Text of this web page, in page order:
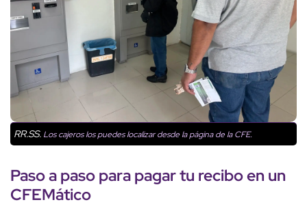
RR.SS. Los cajeros los puedes localizar desde la página de la CFE.
Paso a paso para pagar tu recibo en un
CFEMático